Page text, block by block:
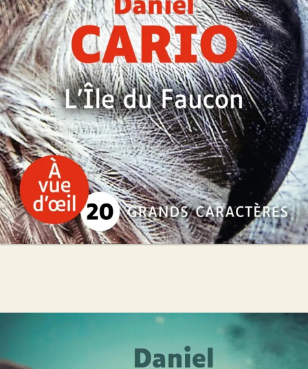
Daniel Cario
26€